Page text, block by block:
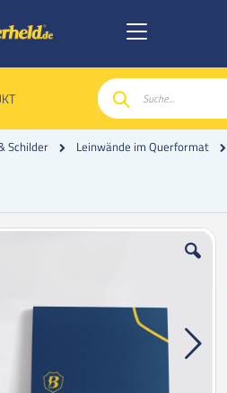
Suche
Schilder Leinwände im Querformat